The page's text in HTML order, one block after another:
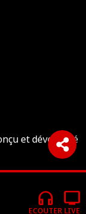
et développé
headphones
ECOUTER
tv
LIVE